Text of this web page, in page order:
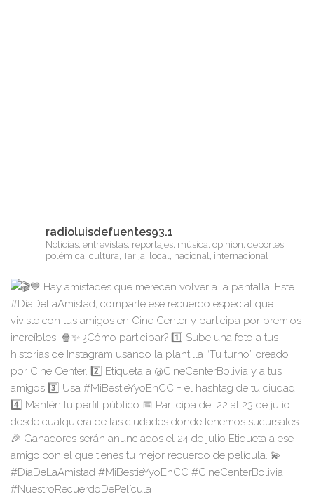
radioluisdefuentes93.1
Noticias, entrevistas, reportajes, música, opinión, deportes,
polémica, cultura, Tarija, local, nacional, internacional